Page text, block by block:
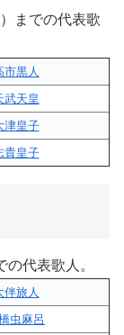
までの代表歌
市黒人
武天皇
津皇子
貴皇子
代表歌人。
伴旅人
虫麻呂